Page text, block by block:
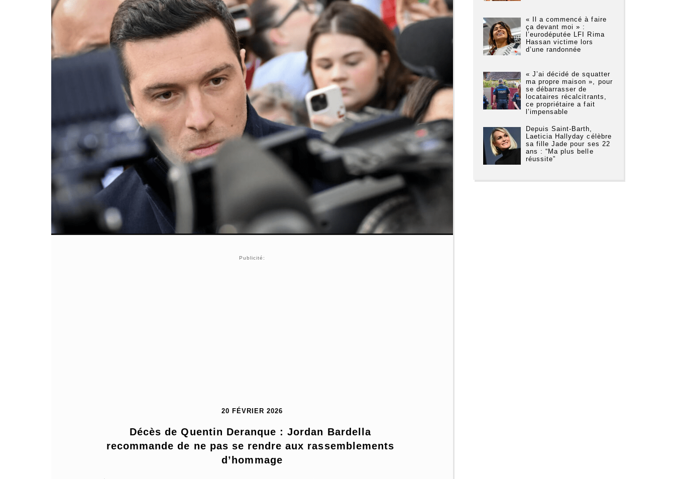
Publicité:
20 FÉVRIER 2026
Décès de Quentin Deranque : Jordan Bardella
recommande de ne pas se rendre aux rassemblements
d’hommage
« Il a commencé à faire
ça devant moi » :
l’eurodéputée LFI Rima
Hassan victime lors
d’une randonnée
« J’ai décidé de squatter
ma propre maison », pour
se débarrasser de
locataires récalcitrants,
ce propriétaire a fait
l’impensable
Depuis Saint-Barth,
Laeticia Hallyday célèbre
sa fille Jade pour ses 22
ans : “Ma plus belle
réussite”